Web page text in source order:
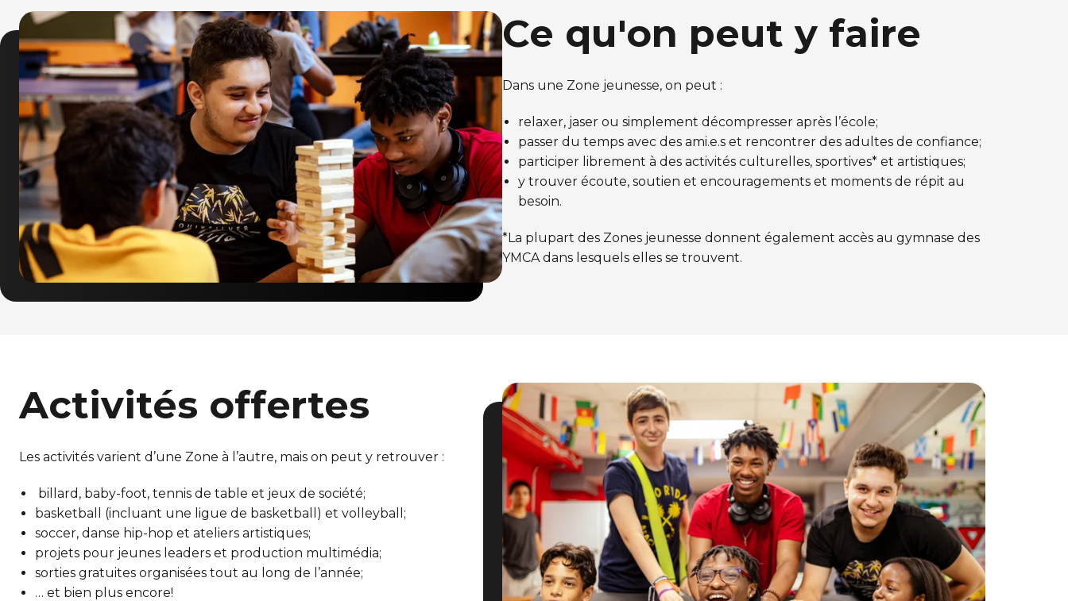
Ce qu'on peut y faire
Dans une Zone jeunesse, on peut :
relaxer, jaser ou simplement décompresser après l’école;
passer du temps avec des ami.e.s et rencontrer des adultes de confiance;
participer librement à des activités culturelles, sportives* et artistiques;
y trouver écoute, soutien et encouragements et moments de répit au
besoin.
*La plupart des Zones jeunesse donnent également accès au gymnase des
YMCA dans lesquels elles se trouvent.
Activités offertes
Les activités varient d’une Zone à l’autre, mais on peut y retrouver :
billard, baby-foot, tennis de table et jeux de société;
basketball (incluant une ligue de basketball) et volleyball;
soccer, danse hip-hop et ateliers artistiques;
projets pour jeunes leaders et production multimédia;
sorties gratuites organisées tout au long de l’année;
… et bien plus encore!